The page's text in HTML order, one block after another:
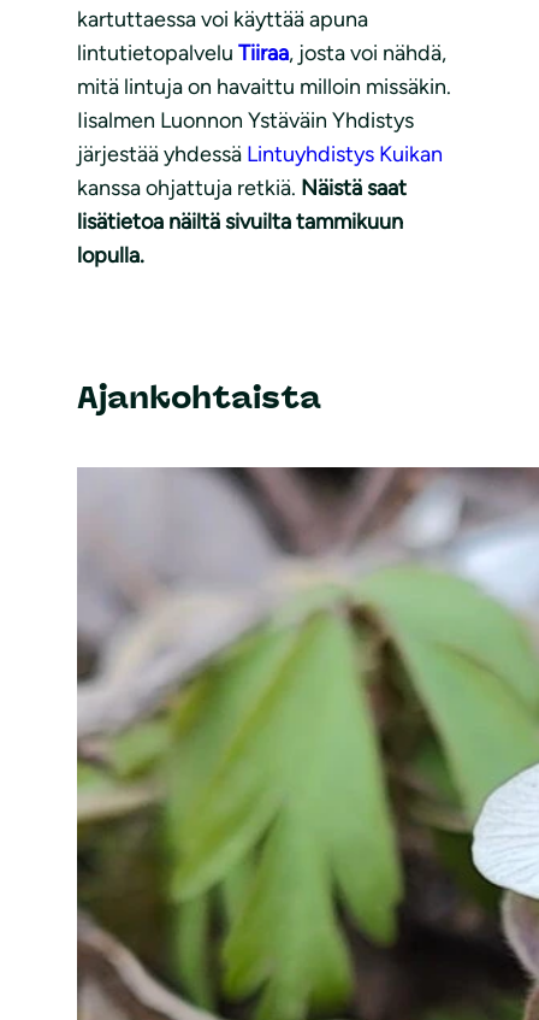
kartuttaessa voi käyttää apuna
lintutietopalvelu Tiiraa, josta voi nähdä,
mitä lintuja on havaittu milloin missäkin.
Iisalmen Luonnon Ystäväin Yhdistys
järjestää yhdessä Lintuyhdistys Kuikan
kanssa ohjattuja retkiä. Näistä saat
lisätietoa näiltä sivuilta tammikuun
lopulla.
Ajankohtaista